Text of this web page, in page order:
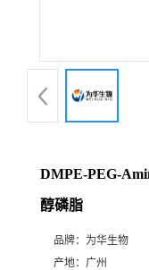
DMPE-PEG-
醇磷脂
品牌： 为华生物
产地： 广州